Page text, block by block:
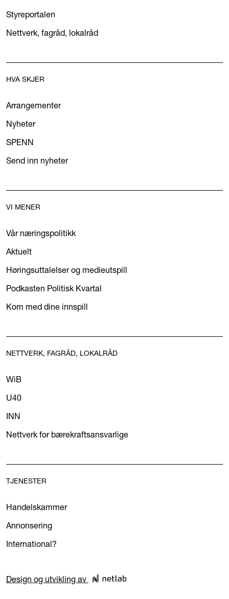
Styreportalen
Nettverk, fagråd, lokalråd
HVA SKJER
Arrangementer
Nyheter
SPENN
Send inn nyheter
VI MENER
Vår næringspolitikk
Aktuelt
Høringsuttalelser og medieutspill
Podkasten Politisk Kvartal
Kom med dine innspill
NETTVERK, FAGRÅD, LOKALRÅD
WiB
U40
INN
Nettverk for bærekraftsansvarlige
TJENESTER
Handelskammer
Annonsering
International?
Design og utvikling av